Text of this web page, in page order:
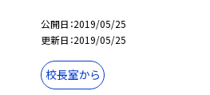
公開日 2019/05/25
更新日 2019/05/25
校長室から